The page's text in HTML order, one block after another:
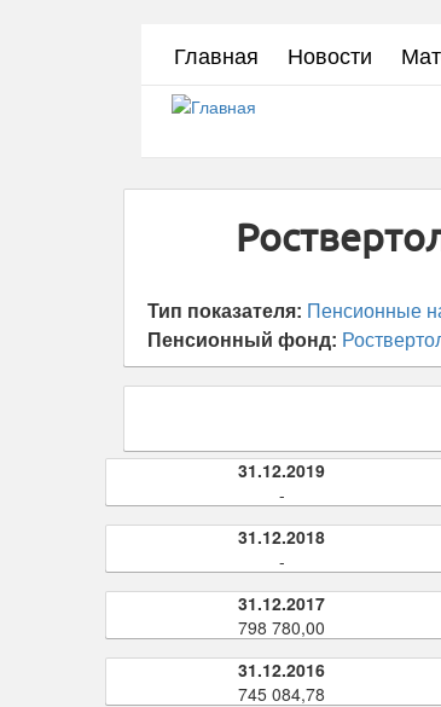
Главная Новости
Тип показателя: Пенсионные
Пенсионный фонд:
31.12.2019
-
31.12.2018
-
31.12.2017
798 780,00
31.12.2016
745 084,78